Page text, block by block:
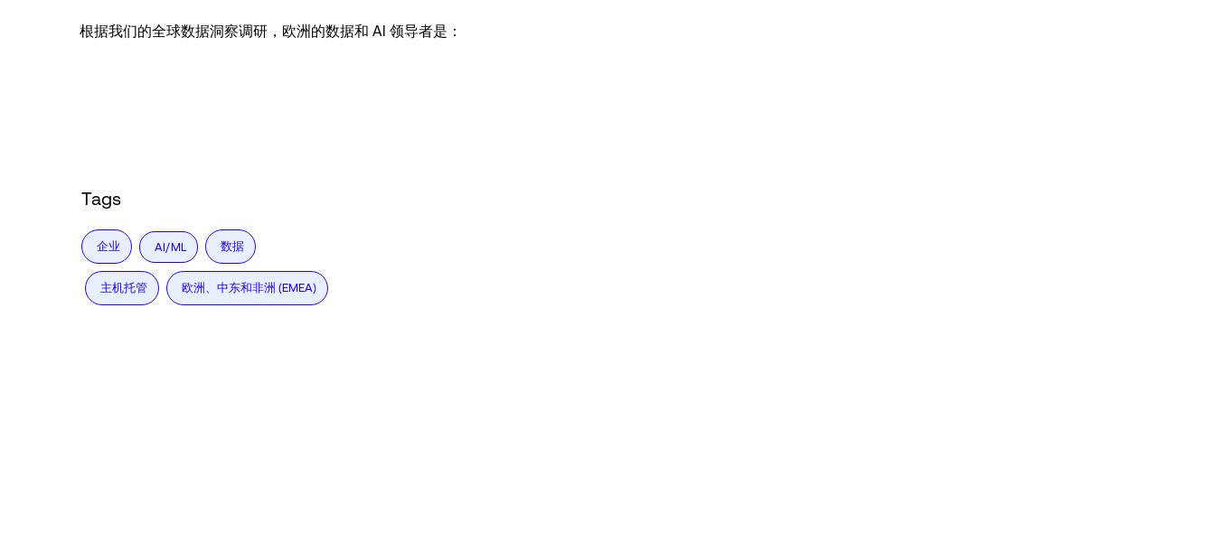
根据我们的全球数据洞察调研，欧洲的数据和 AI 领导者是：
Tags
企业 AI/ML 数据
主机托管 欧洲、中东和非洲 (EMEA)